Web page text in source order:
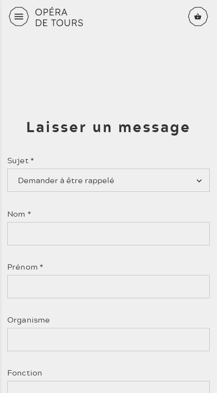
Aller au contenu principal
Laisser un message
Sujet*
Demander à être rappelé
Nom *
Prénom*
Organisme
Fonction